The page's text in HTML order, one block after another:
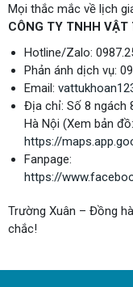
Mọi thắc mắc về lịch
CÔNG TY TNHH
Hotline/Zalo:
Phản ánh dịch vụ:
Email:
Địa chỉ: Số 8 ngách
Hà Nội (Xem bản đồ:
https://
Fanpage:
https://
Trường Xuân – Đồng
chắc!